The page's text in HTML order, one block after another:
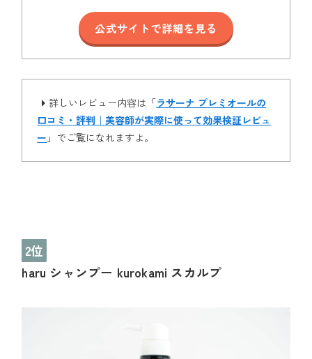
公式サイトで詳細を見る
詳しいレビュー内容は「ラサーナ プレミオールの
口コミ・評判｜美容師が実際に使って効果検証レビュ
ー 」でご覧になれますよ。
2位
haru シャンプー kurokami スカルプ